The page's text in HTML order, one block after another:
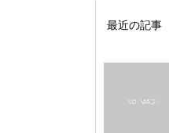
最近の記事